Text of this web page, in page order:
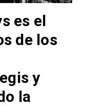
es el
de los
y
la